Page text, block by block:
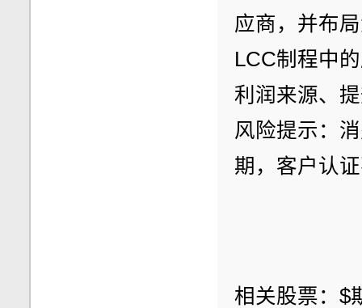
应商，并布
LCC制程中
利润来源、
风险提示：
期，客户认
相关股票：$